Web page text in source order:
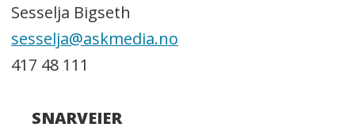
Sesselja Bigseth
sesselja@askmedia.no
417 48 111
SNARVEIER